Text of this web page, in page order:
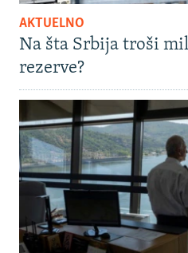
AKTUELNO
Na šta Srbija troši
rezerve?